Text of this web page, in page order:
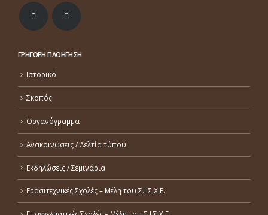
ΓΡΗΓΟΡΗ ΠΛΟΗΓΗΣΗ
Ιστορικό
Σκοπός
Οργανόγραμμα
Ανακοινώσεις / Δελτία τύπου
Εκδηλώσεις / Σεμινάρια
Ερασιτεχνικές Σχολές – Μέλη του Σ.Ι.Σ.Χ.Ε.